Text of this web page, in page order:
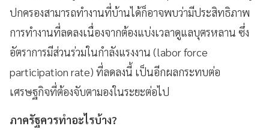
ปกครองสามารถทำงานที่บ้านได้ก็อาจพบว่ามีประสิทธิภาพ
การทำงานที่ลดลงเนื่องจากต้องแบ่งเวลาดูแลบุตรหลาน ซึ่ง
อัตราการมีส่วนร่วมในกำลังแรงงาน (labor force
participation rate) ที่ลดลงนี้ เป็นอีกผลกระทบต่อ
เศรษฐกิจที่ต้องจับตามองในระยะต่อไป
ภาครัฐควรทำอะไรบ้าง?